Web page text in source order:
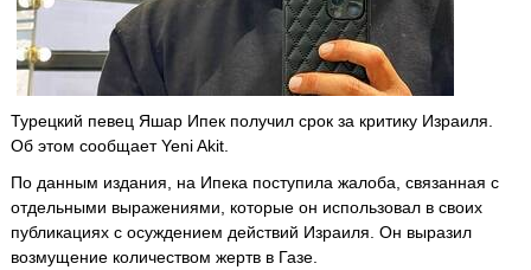
Турецкий певец Яшар Ипек получил срок за критику Израиля.
Об этом сообщает Yeni Akit.
По данным издания, на Ипека поступила жалоба, связанная с
отдельными выражениями, которые он использовал в своих
публикациях с осуждением действий Израиля. Он выразил
возмущение количеством жертв в Газе.